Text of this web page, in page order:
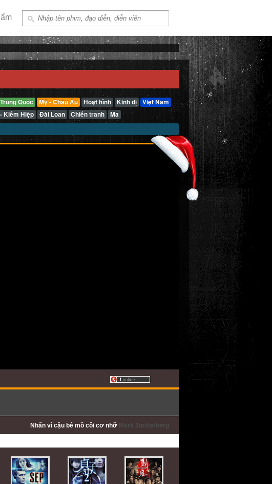
Trung Quốc Mỹ - Châu Âu Hoạt hình Kinh dị
Việt Nam
Kiếm Hiệp Đài Loan Chiến tranh Ma
Nhấn vì cậu bé mồ côi cơ nhỡ Mark Zuckerberg